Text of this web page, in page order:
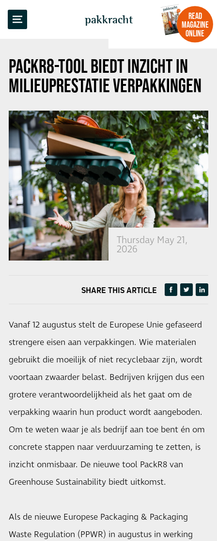
pakkracht
READ
MAGAZINE
ONLINE
PACKR8-TOOL BIEDT INZICHT IN
MILIEUPRESTATIE VERPAKKINGEN
Thursday May 21,
2026
BACK TO OVERVIEW
SHARE THIS ARTICLE
Vanaf 12 augustus stelt de Europese Unie gefaseerd
strengere eisen aan verpakkingen. Wie materialen
gebruikt die moeilijk of niet recyclebaar zijn, wordt
voortaan zwaarder belast. Bedrijven krijgen dus een
grotere verantwoordelijkheid als het gaat om de
verpakking waarin hun product wordt aangeboden.
Om te weten waar je als bedrijf aan toe bent én om
concrete stappen naar verduurzaming te zetten, is
inzicht onmisbaar. De nieuwe tool PackR8 van
Greenhouse Sustainability biedt uitkomst.
Als de nieuwe Europese Packaging & Packaging
Waste Regulation (PPWR) in augustus in werking